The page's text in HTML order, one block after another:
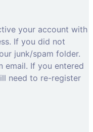
your account with
If you did not
junk/spam folder.
email. If you entered
need to re-register